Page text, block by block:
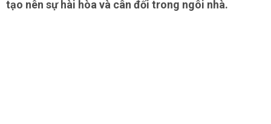
tạo nên sự hài hòa và cân đối trong ngôi nhà.